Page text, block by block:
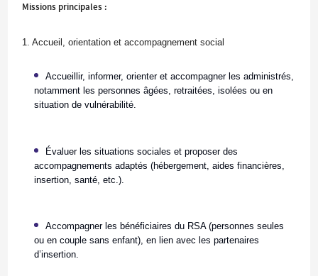
Missions principales :
1. Accueil, orientation et accompagnement social
Accueillir, informer, orienter et accompagner les administrés,
notamment les personnes âgées, retraitées, isolées ou en
situation de vulnérabilité.
Évaluer les situations sociales et proposer des
accompagnements adaptés (hébergement, aides financières,
insertion, santé, etc.).
Accompagner les bénéficiaires du RSA (personnes seules
ou en couple sans enfant), en lien avec les partenaires
d’insertion.